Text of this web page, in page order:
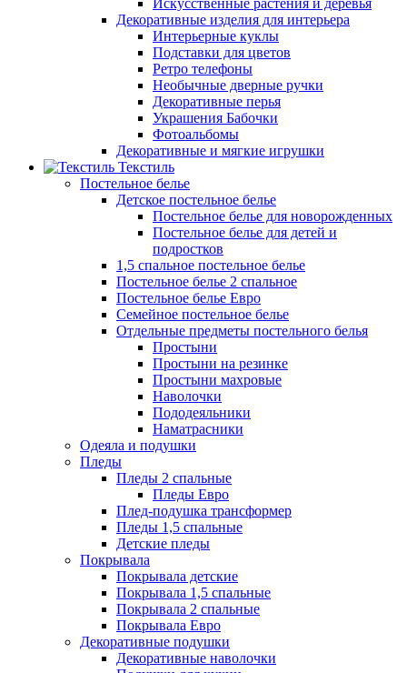
Искусственные растения и деревья
Декоративные изделия для интерьера
Интерьерные куклы
Подставки для цветов
Ретро телефоны
Необычные дверные ручки
Декоративные перья
Украшения Бабочки
Фотоальбомы
Декоративные и мягкие игрушки
Текстиль
Постельное белье
Детское постельное белье
Постельное белье для новорожденных
Постельное белье для детей и
подростков
1,5 спальное постельное белье
Постельное белье 2 спальное
Постельное белье Евро
Семейное постельное белье
Отдельные предметы постельного белья
Простыни
Простыни на резинке
Простыни махровые
Наволочки
Пододеяльники
Наматрасники
Одеяла и подушки
Пледы
Пледы 2 спальные
Пледы Евро
Плед-подушка трансформер
Пледы 1,5 спальные
Детские пледы
Покрывала
Покрывала детские
Покрывала 1,5 спальные
Покрывала 2 спальные
Покрывала Евро
Декоративные подушки
Декоративные наволочки